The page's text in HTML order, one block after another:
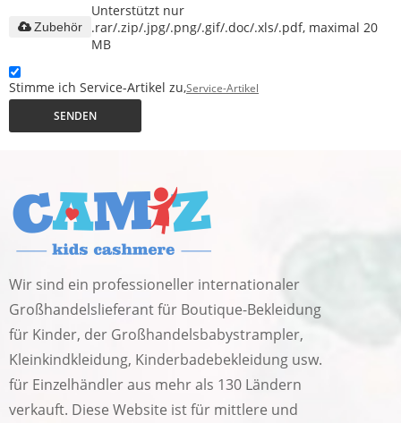
Unterstützt nur
.rar/.zip/.jpg/.png/.gif/.doc/.xls/.pdf, maximal 20
MB
Zubehör
Stimme ich Service-Artikel zu,Service-Artikel
SENDEN
Wir sind ein professioneller internationaler
Großhandelslieferant für Boutique-Bekleidung
für Kinder, der Großhandelsbabystrampler,
Kleinkindkleidung, Kinderbadebekleidung usw.
für Einzelhändler aus mehr als 130 Ländern
verkauft. Diese Website ist für mittlere und